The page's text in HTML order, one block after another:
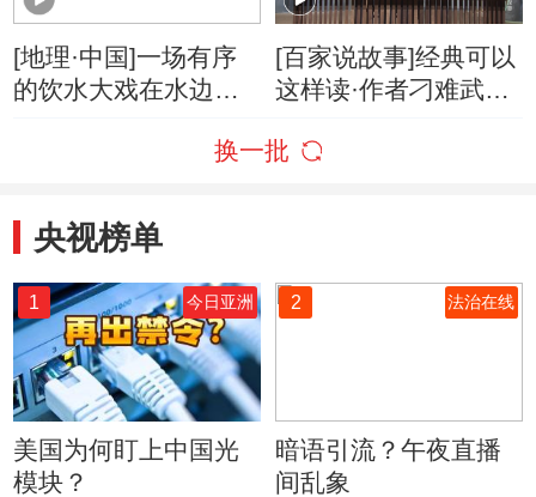
[地理·中国]一场有序
的饮水大戏在水边上
[百家说故事]经典可以
这样读·作者刁难武松
换一批
央视榜单
1 今日亚洲
美国为何盯上中国光
模块？
2 法治在线
暗语引流？午夜直播
间乱象